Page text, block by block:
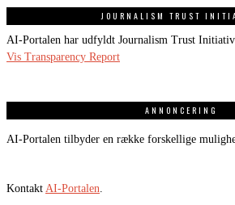
JOURNALISM TRUST
AI-Portalen har udfyldt Journalism Trust
Vis Transparency Report
ANNONCERING
AI-Portalen tilbyder en række forskellige
Kontakt AI-Portalen